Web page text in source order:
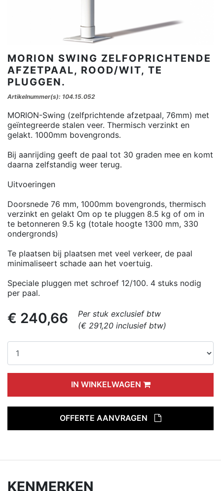
MORION SWING ZELFOPRICHTENDE
AFZETPAAL, ROOD/WIT, TE
PLUGGEN.
Artikelnummer(s): 104.15.052
MORION-Swing (zelfprichtende afzetpaal, 76mm) met
geïntegreerde stalen veer. Thermisch verzinkt en
gelakt. 1000mm bovengronds.
Bij aanrijding geeft de paal tot 30 graden mee en komt
daarna zelfstandig weer terug.
Uitvoeringen
Doorsnede 76 mm, 1000mm bovengronds, thermisch
verzinkt en gelakt Om op te pluggen 8.5 kg of om in
te betonneren 9.5 kg (totale hoogte 1300 mm, 330
ondergronds)
Te plaatsen bij plaatsen met veel verkeer, de paal
minimaliseert schade aan het voertuig.
Speciale pluggen met schroef 12/100. 4 stuks nodig
per paal.
€ 240,66
Per stuk exclusief btw
(€ 291,20 inclusief btw)
IN WINKELWAGEN
OFFERTE AANVRAGEN
KENMERKEN